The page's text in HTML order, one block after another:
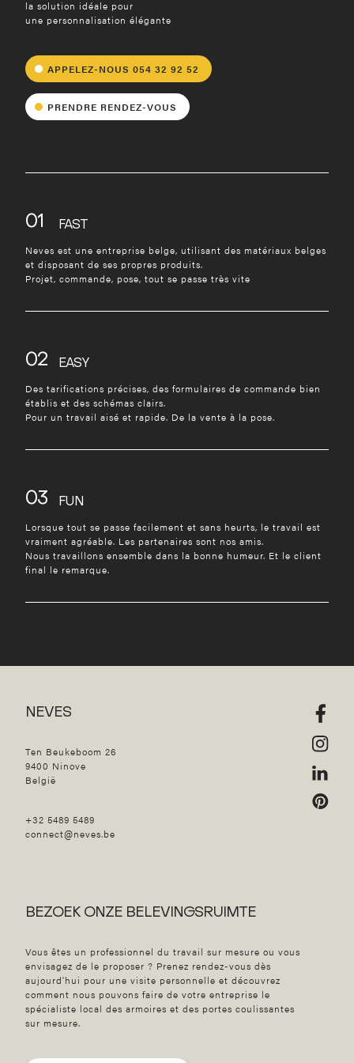
la solution idéale pour
une personnalisation élégante
APPELEZ-NOUS 054 32 92 52
PRENDRE RENDEZ-VOUS
01 FAST
Neves est une entreprise belge, utilisant des matériaux belges
et disposant de ses propres produits.
Projet, commande, pose, tout se passe très vite
02 EASY
Des tarifications précises, des formulaires de commande bien
établis et des schémas clairs.
Pour un travail aisé et rapide. De la vente à la pose.
03 FUN
Lorsque tout se passe facilement et sans heurts, le travail est
vraiment agréable. Les partenaires sont nos amis.
Nous travaillons ensemble dans la bonne humeur. Et le client
final le remarque.
NEVES
Ten Beukeboom 26
9400 Ninove
België
+32 5489 5489
connect@neves.be
BEZOEK ONZE BELEVINGSRUIMTE
Vous êtes un professionnel du travail sur mesure ou vous
envisagez de le proposer ? Prenez rendez-vous dès
aujourd'hui pour une visite personnelle et découvrez
comment nous pouvons faire de votre entreprise le
spécialiste local des armoires et des portes coulissantes
sur mesure.
Nieuwsbrief
Je souhaite m'abonner à la lettre
Privacy Policy*
J'accepte leprivacy policy
NU DOWNLOADEN
Nieuwsbrief
Je souhaite m'abonner à la lettre
Privacy Policy*
J'accepte leprivacy policy
NU DOWNLOADEN